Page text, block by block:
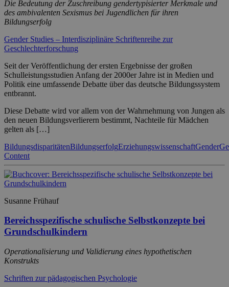
Die Bedeutung der Zuschreibung gendertypisierter Merkmale und
des ambivalenten Sexismus bei Jugendlichen für ihren
Bildungserfolg
Gender Studies – Interdisziplinäre Schriftenreihe zur
Geschlechterforschung
Seit der Veröffentlichung der ersten Ergebnisse der großen
Schulleistungsstudien Anfang der 2000er Jahre ist in Medien und
Politik eine umfassende Debatte über das deutsche Bildungssystem
entbrannt.
Diese Debatte wird vor allem von der Wahrnehmung von Jungen als
den neuen Bildungsverlierern bestimmt, Nachteile für Mädchen
gelten als […]
BildungsdisparitätenBildungserfolgErziehungswissenschaftGender
Content
Susanne Frühauf
Bereichsspezifische schulische Selbstkonzepte bei
Grundschulkindern
Operationalisierung und Validierung eines hypothetischen
Konstrukts
Schriften zur pädagogischen Psychologie